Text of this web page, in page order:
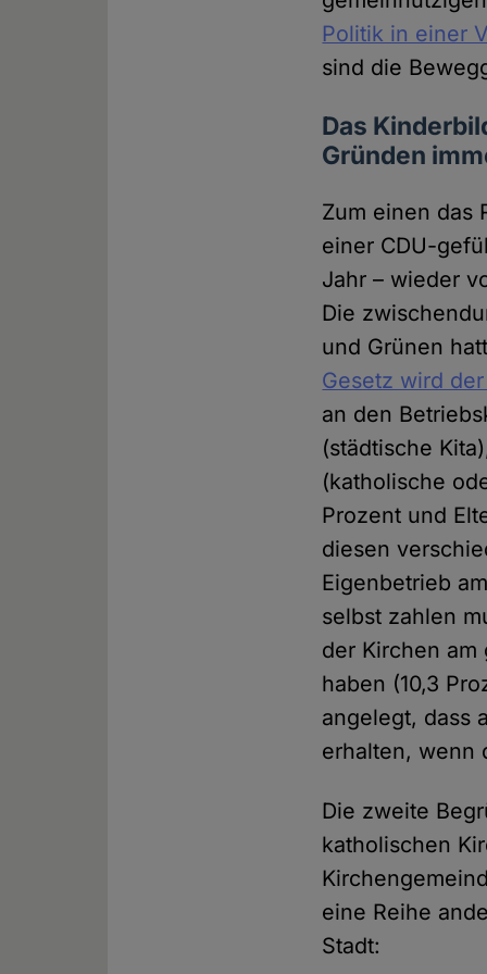
Politik in einer
sind die
Das
Gründen
Zum einen das
einer CDU-
Jahr – wieder
Die
und Grünen
Gesetz wird
an den
(städtische
(katholische
Prozent und
diesen
Eigenbetrieb
selbst zahlen
der Kirchen am
haben (10,3
angelegt, dass
erhalten, wenn
Die zweite
katholischen
eine Reihe
Stadt: